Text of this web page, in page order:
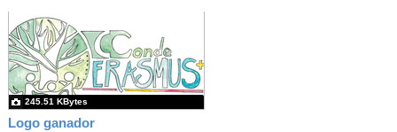
Logo ganador
245.51 KBytes